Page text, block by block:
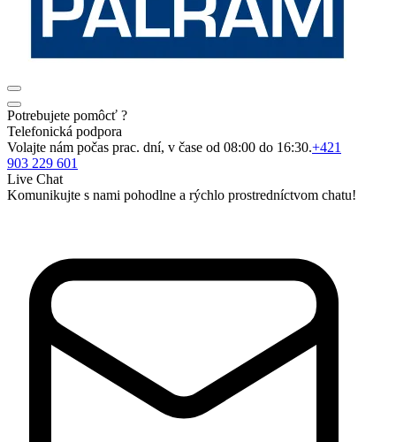
Potrebujete pomôcť ?
Telefonická podpora
Volajte nám počas prac. dní, v čase od 08:00 do 16:30.+421
903 229 601
Live Chat
Komunikujte s nami pohodlne a rýchlo prostredníctvom chatu!